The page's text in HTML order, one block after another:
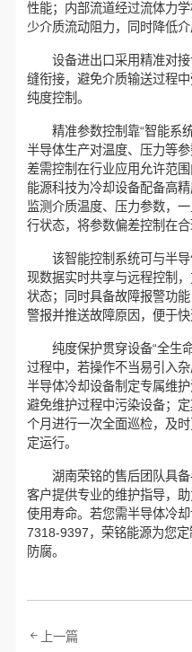
性能；内部流道经过流体力
少介质流动阻力，同时降低
设备进出口采用精准对接
缝衔接，避免介质输送过程
纯度控制。
精准参数控制靠“智能系统
半导体生产对温度、压力等
差需控制在行业应用允许范
能源科技为冷却设备配备高
监测介质温度、压力参数，
行状态，将参数偏差控制在合
该智能控制系统可与半导
现数据实时共享与远程控制
状态；同时具备故障报警功
警报并推送故障原因，便于快
纯度保护贯穿设备“全生命
过程中，若操作不当易引入
半导体冷却设备制定专属维
避免维护过程中污染设备；
个月进行一次全面巡检，及
定运行。
湖南荣铭的售后团队具备
客户提供专业的维护指导，
使用寿命。若您需半导体冷
7318-9397，荣铭能源为您
防腐。
上一篇